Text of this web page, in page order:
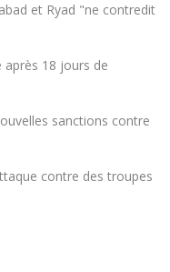
et Ryad "ne contredit
après 18 jours de
sanctions contre
contre des troupes